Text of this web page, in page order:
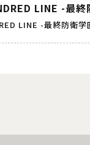
LINE -最終
LINE -最終防衛学